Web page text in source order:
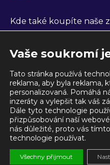
Kde také koupíte naše
© 2006-2026 SEA spol. s
Vaše soukromí
Tato stránka používá
reklama, aby byla reklama,
personalizovaná. Pomáhá
inzeráty a vylepšit tak váš
Dále tyto technologie
přizpůsobování naší
nás důležité, proto vás
technologie používat.
Všechny přijmout